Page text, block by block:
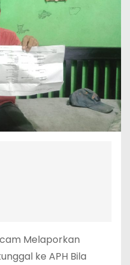
Melaporkan
ke APH Bila